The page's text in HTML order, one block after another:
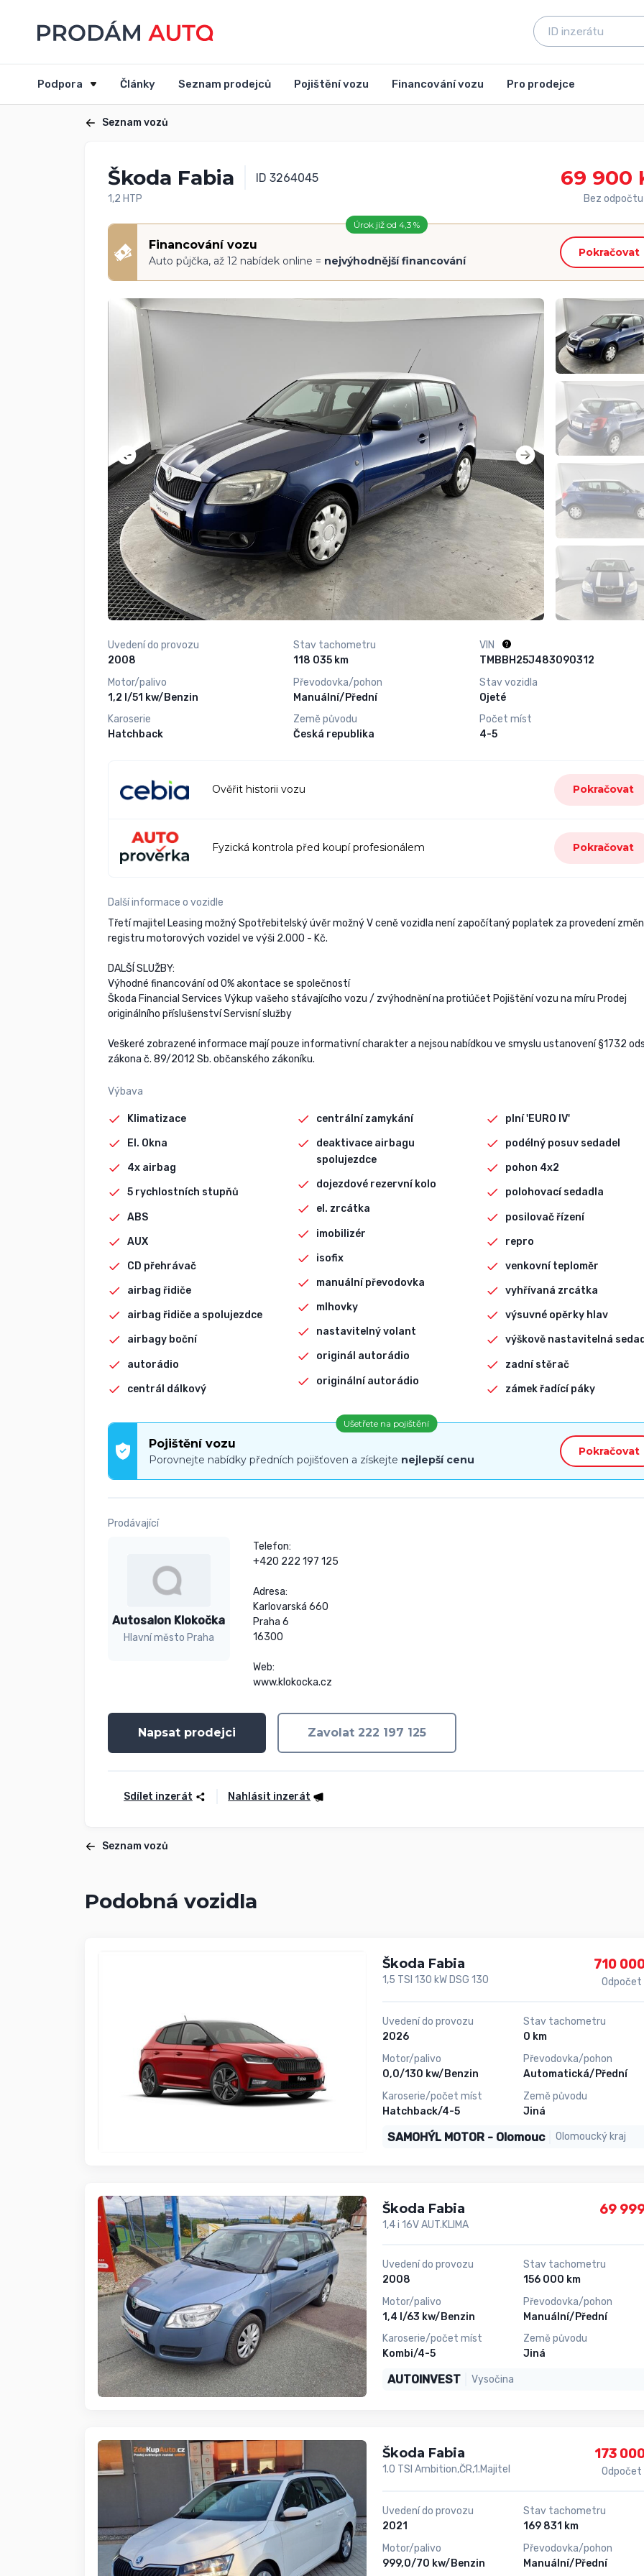
Podpora Články Seznam prodejců Pojištění vozu Financování vozu Pro prodejce
Seznam vozů
Škoda Fabia ID 3264045
1,2 HTP
69 900
Bez odpočtu
Úrok již od 4,3 %
Financování vozu
Auto půjčka, až 12 nabídek online = nejvýhodnější financování
Pokračovat
Uvedení do provozu
2008
Motor/palivo
1,2 l/51 kw/Benzin
Karoserie
Hatchback
Stav tachometru
118 035 km
Převodovka/pohon
Manuální/Přední
Země původu
Česká republika
VIN
TMBBH25J483090312
Stav vozidla
Ojeté
Počet míst
4-5
Ověřit historii vozu Pokračovat
Fyzická kontrola před koupí profesionálem Pokračovat
Další informace o vozidle
Třetí majitel Leasing možný Spotřebitelský úvěr možný V ceně vozidla není započítaný poplatek za provedení
registru motorových vozidel ve výši 2.000 - Kč.
DALŠÍ SLUŽBY:
Výhodné financování od 0% akontace se společností
Škoda Financial Services Výkup vašeho stávajícího vozu / zvýhodnění na protiúčet Pojištění vozu na míru Prodej
originálního příslušenství Servisní služby
Veškeré zobrazené informace mají pouze informativní charakter a nejsou nabídkou ve smyslu ustanovení §1732
zákona č. 89/2012 Sb. občanského zákoníku.
Výbava
Klimatizace
El. Okna
4x airbag
5 rychlostních stupňů
ABS
AUX
CD přehrávač
airbag řidiče
airbag řidiče a spolujezdce
airbagy boční
autorádio
centrál dálkový
centrální zamykání
deaktivace airbagu
spolujezdce
dojezdové rezervní kolo
el. zrcátka
imobilizér
isofix
manuální převodovka
mlhovky
nastavitelný volant
originál autorádio
originální autorádio
plní 'EURO IV'
podélný posuv sedadel
pohon 4x2
polohovací sedadla
posilovač řízení
repro
venkovní teploměr
vyhřívaná zrcátka
výsuvné opěrky hlav
výškově nastavitelná
zadní stěrač
zámek řadící páky
Ušetřete na pojištění
Pojištění vozu
Porovnejte nabídky předních pojišťoven a získejte nejlepší cenu
Pokračovat
Prodávající
Autosalon Klokočka
Hlavní město Praha
Telefon:
+420 222 197 125
Adresa:
Karlovarská 660
Praha 6
16300
Web:
www.klokocka.cz
Napsat prodejci Zavolat 222 197 125
Sdílet inzerát Nahlásit inzerát
Seznam vozů
Podobná vozidla
Škoda Fabia
1,5 TSI 130 kW DSG 130
710
Odpočet
Uvedení do provozu
2026
Motor/palivo
0,0/130 kw/Benzin
Karoserie/počet míst
Hatchback/4-5
Stav tachometru
0 km
Převodovka/pohon
Automatická/Přední
Země původu
Jiná
SAMOHÝL MOTOR - Olomouc Olomoucký kraj
Škoda Fabia
1,4 i 16V AUT.KLIMA
69
Uvedení do provozu
2008
Motor/palivo
1,4 l/63 kw/Benzin
Karoserie/počet míst
Kombi/4-5
Stav tachometru
156 000 km
Převodovka/pohon
Manuální/Přední
Země původu
Jiná
AUTOINVEST Vysočina
Škoda Fabia
1.0 TSI Ambition,ČR,1.Majitel
173
Odpočet
Uvedení do provozu
2021
Motor/palivo
999,0/70 kw/Benzin
Stav tachometru
169 831 km
Převodovka/pohon
Manuální/Přední